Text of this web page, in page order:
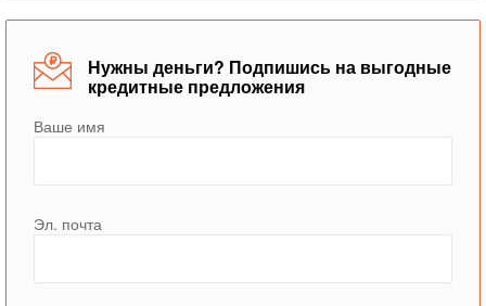
Нужны деньги? Подпишись на выгодные
кредитные предложения
Ваше имя
Эл. почта